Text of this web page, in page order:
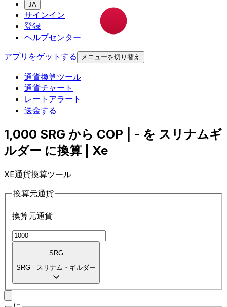
JA
サインイン
登録
ヘルプセンター
アプリをゲットする
メニューを切り替え
通貨換算ツール
通貨チャート
レートアラート
送金する
1,000 SRG から COP | - を スリナムギ
ルダー に換算 | Xe
XE通貨換算ツール
換算元通貨
換算元通貨
SRG
SRG - スリナム・ギルダー